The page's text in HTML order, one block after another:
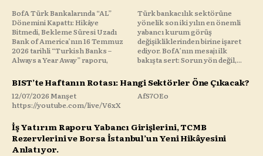
BofA Türk Bankalarında “AL”
Dönemini Kapattı: Hikâye
Bitmedi, Bekleme Süresi Uzadı
Bank of America’nın 16 Temmuz
2026 tarihli “Turkish Banks –
Always a Year Away” raporu,
Türk bankacılık sektörüne
yönelik son iki yılın en önemli
yabancı kurum görüş
değişikliklerinden birine işaret
ediyor. BofA’nın mesajı ilk
bakışta sert: Sorun yön değil,...
BIST’te Haftanın Rotası: Hangi Sektörler Öne Çıkacak?
12/07/2026 Manşet
https://youtube.com/live/V6xX
AfS7OEo
İş Yatırım Raporu Yabancı Girişlerini, TCMB
Rezervlerini ve Borsa İstanbul’un Yeni Hikâyesini
Anlatıyor.